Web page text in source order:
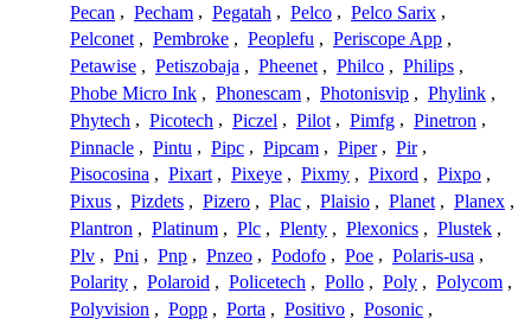
Pecan , Pecham , Pegatah , Pelco , Pelco Sarix ,
Pelconet , Pembroke , Peoplefu , Periscope App ,
Petawise , Petiszobaja , Pheenet , Philco , Philips ,
Phobe Micro Ink , Phonescam , Photonisvip , Phylink ,
Phytech , Picotech , Piczel , Pilot , Pimfg , Pinetron ,
Pinnacle , Pintu , Pipc , Pipcam , Piper , Pir ,
Pisocosina , Pixart , Pixeye , Pixmy , Pixord , Pixpo ,
Pixus , Pizdets , Pizero , Plac , Plaisio , Planet , Planex ,
Plantron , Platinum , Plc , Plenty , Plexonics , Plustek ,
Plv , Pni , Pnp , Pnzeo , Podofo , Poe , Polaris-usa ,
Polarity , Polaroid , Policetech , Pollo , Poly , Polycom ,
Polyvision , Popp , Porta , Positivo , Posonic ,